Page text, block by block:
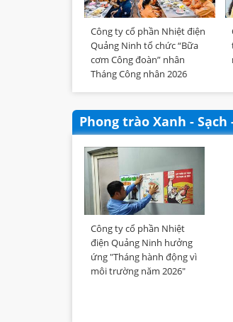
Công ty cổ phần Nhiệt điện
Quảng Ninh tổ chức “Bữa
cơm Công đoàn” nhân
Tháng Công nhân 2026
Phong trào Xanh -
Công ty cổ phần Nhiệt
điện Quảng Ninh hưởng
ứng "Tháng hành động vì
môi trường năm 2026"